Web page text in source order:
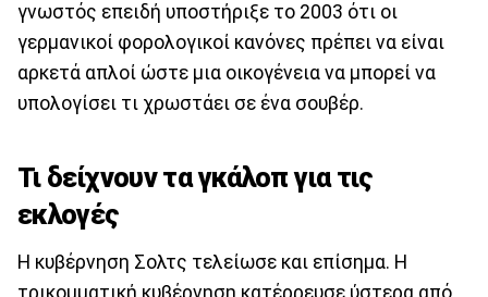
γνωστός επειδή υποστήριξε το 2003 ότι οι
γερμανικοί φορολογικοί κανόνες πρέπει να είναι
αρκετά απλοί ώστε μια οικογένεια να μπορεί να
υπολογίσει τι χρωστάει σε ένα σουβέρ.
Τι δείχνουν τα γκάλοπ για τις
εκλογές
Η κυβέρνηση Σολτς τελείωσε και επίσημα. Η